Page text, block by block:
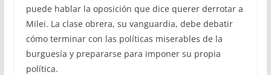
puede hablar la oposición que dice querer derrotar a
Milei. La clase obrera, su vanguardia, debe debatir
cómo terminar con las políticas miserables de la
burguesía y prepararse para imponer su propia
política.